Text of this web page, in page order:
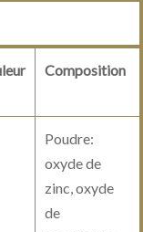
Composition
Poudre:
oxyde de
zinc, oxyde
de